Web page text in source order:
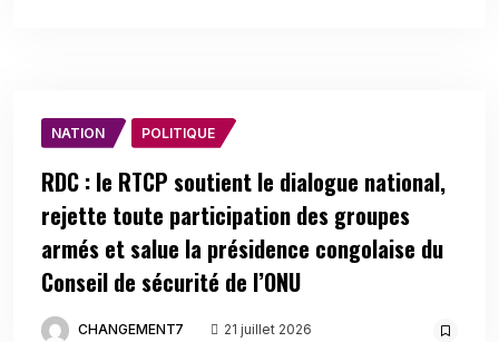
NATION POLITIQUE
RDC : le RTCP soutient le dialogue national,
rejette toute participation des groupes
armés et salue la présidence congolaise du
Conseil de sécurité de l’ONU
CHANGEMENT7 21 juillet 2026